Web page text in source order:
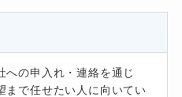
への申入れ・連絡を通じ
まで任せたい人に向いてい